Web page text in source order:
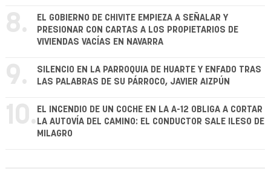
8.
EL GOBIERNO DE CHIVITE EMPIEZA A SEÑALAR Y
PRESIONAR CON CARTAS A LOS PROPIETARIOS DE
VIVIENDAS VACÍAS EN NAVARRA
9.
SILENCIO EN LA PARROQUIA DE HUARTE Y ENFADO TRAS
LAS PALABRAS DE SU PÁRROCO, JAVIER AIZPÚN
10. EL INCENDIO DE UN COCHE EN LA A-12 OBLIGA A CORTAR
LA AUTOVÍA DEL CAMINO: EL CONDUCTOR SALE ILESO DE
MILAGRO